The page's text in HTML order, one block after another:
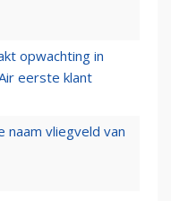
opwachting in
eerste klant
naam vliegveld van